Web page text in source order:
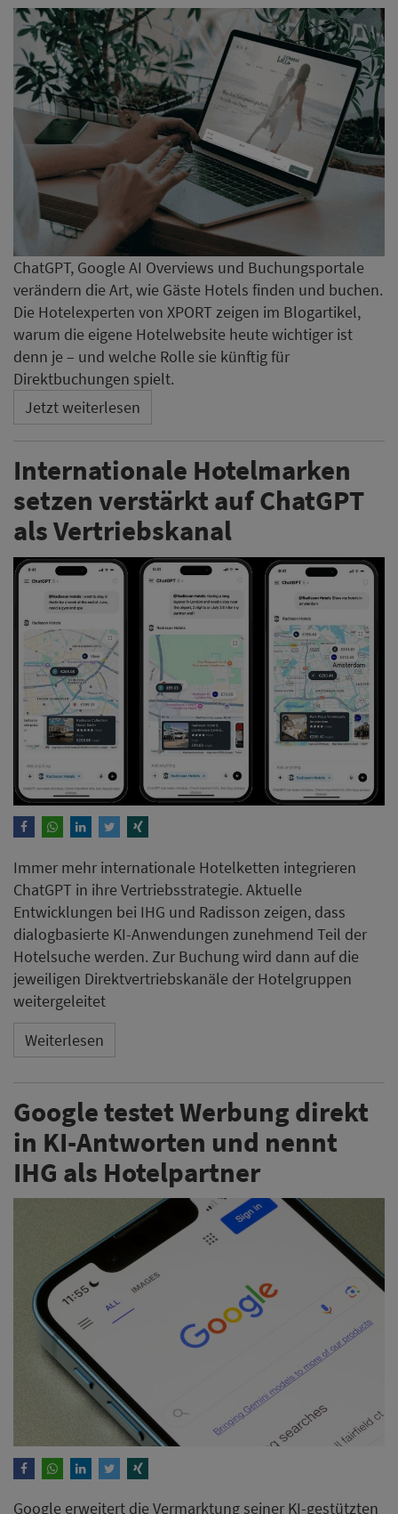
ChatGPT, Google AI Overviews und Buchungsportale
verändern die Art, wie Gäste Hotels finden und buchen.
Die Hotelexperten von XPORT zeigen im Blogartikel,
warum die eigene Hotelwebsite heute wichtiger ist
denn je – und welche Rolle sie künftig für
Direktbuchungen spielt.
Jetzt weiterlesen
Internationale Hotelmarken
setzen verstärkt auf ChatGPT
als Vertriebskanal
Immer mehr internationale Hotelketten integrieren
ChatGPT in ihre Vertriebsstrategie. Aktuelle
Entwicklungen bei IHG und Radisson zeigen, dass
dialogbasierte KI-Anwendungen zunehmend Teil der
Hotelsuche werden. Zur Buchung wird dann auf die
jeweiligen Direktvertriebskanäle der Hotelgruppen
weitergeleitet
Weiterlesen
Google testet Werbung direkt
in KI-Antworten und nennt
IHG als Hotelpartner
Google erweitert die Vermarktung seiner KI-gestützten